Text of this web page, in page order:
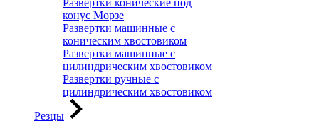
Развертки конические под
конус Морзе
Развертки машинные с
коническим хвостовиком
Развертки машинные с
цилиндрическим хвостовиком
Развертки ручные с
цилиндрическим хвостовиком
Резцы